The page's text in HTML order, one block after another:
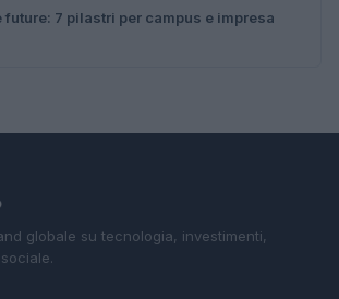
future: 7 pilastri per campus e impresa
globale su tecnologia, investimenti,